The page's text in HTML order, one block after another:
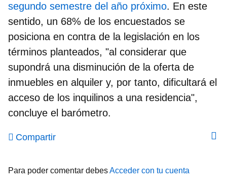
segundo semestre del año próximo. En este
sentido, un 68% de los encuestados se
posiciona en contra de la legislación en los
términos planteados, "al considerar que
supondrá una disminución de la oferta de
inmuebles en alquiler y, por tanto, dificultará el
acceso de los inquilinos a una residencia",
concluye el barómetro.
Compartir
Para poder comentar debesAcceder con tu cuenta